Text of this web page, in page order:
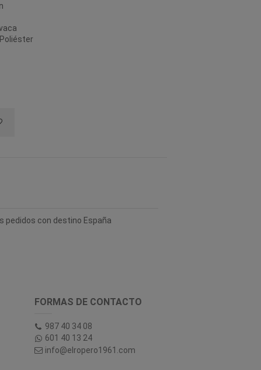
pedidos con destino España
FORMAS DE CONTACTO
987 40 34 08
601 40 13 24
info@elropero1961.com